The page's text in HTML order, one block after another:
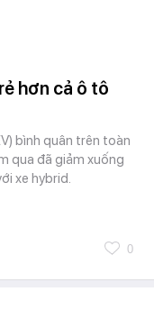
hơn cả ô tô
bình quân trên toàn
qua đã giảm xuống
xe hybrid.
0